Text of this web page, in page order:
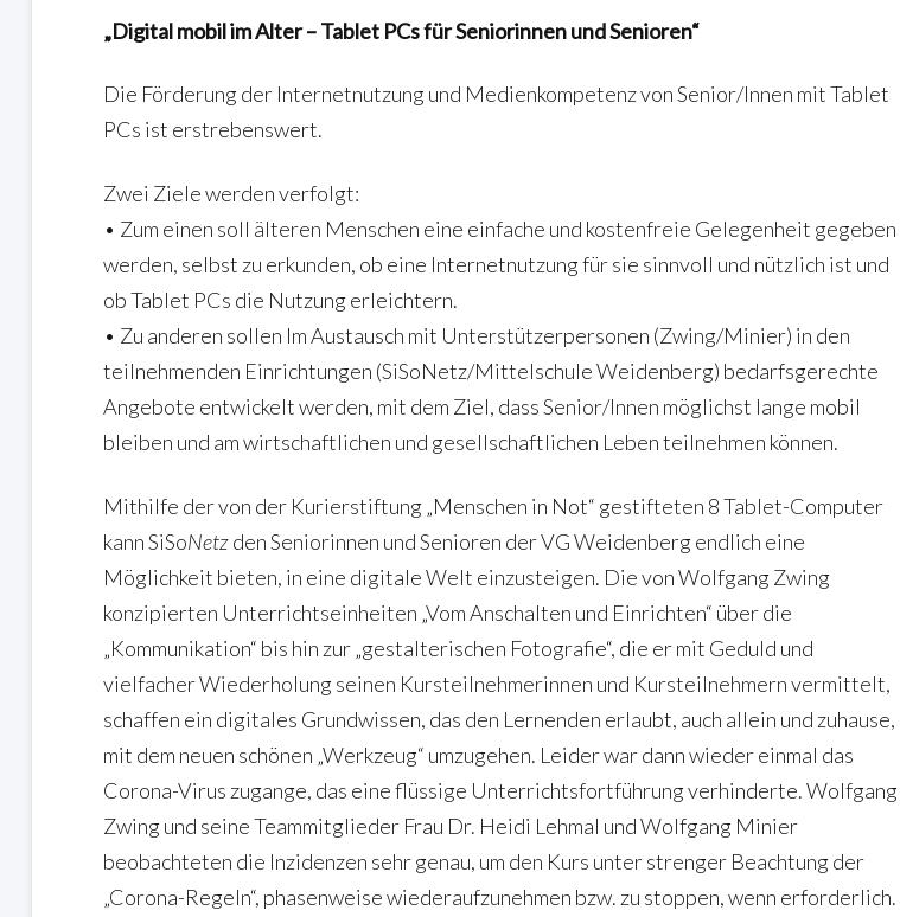
„Digital mobil im Alter – Tablet PCs für Seniorinnen und Senioren“
Die Förderung der Internetnutzung und Medienkompetenz von Senior/Innen mit Tablet
PCs ist erstrebenswert.
Zwei Ziele werden verfolgt:
• Zum einen soll älteren Menschen eine einfache und kostenfreie Gelegenheit gegeben
werden, selbst zu erkunden, ob eine Internetnutzung für sie sinnvoll und nützlich ist und
ob Tablet PCs die Nutzung erleichtern.
• Zu anderen sollen Im Austausch mit Unterstützerpersonen (Zwing/Minier) in den
teilnehmenden Einrichtungen (SiSoNetz/Mittelschule Weidenberg) bedarfsgerechte
Angebote entwickelt werden, mit dem Ziel, dass Senior/Innen möglichst lange mobil
bleiben und am wirtschaftlichen und gesellschaftlichen Leben teilnehmen können.
Mithilfe der von der Kurierstiftung „Menschen in Not“ gestifteten 8 Tablet-Computer
kann SiSoNetzden Seniorinnen und Senioren der VG Weidenberg endlich eine
Möglichkeit bieten, in eine digitale Welt einzusteigen. Die von Wolfgang Zwing
konzipierten Unterrichtseinheiten „Vom Anschalten und Einrichten“ über die
„Kommunikation“ bis hin zur „gestalterischen Fotografie“, die er mit Geduld und
vielfacher Wiederholung seinen Kursteilnehmerinnen und Kursteilnehmern vermittelt,
schaffen ein digitales Grundwissen, das den Lernenden erlaubt, auch allein und zuhause,
mit dem neuen schönen „Werkzeug“ umzugehen. Leider war dann wieder einmal das
Corona-Virus zugange, das eine flüssige Unterrichtsfortführung verhinderte. Wolfgang
Zwing und seine Teammitglieder Frau Dr. Heidi Lehmal und Wolfgang Minier
beobachteten die Inzidenzen sehr genau, um den Kurs unter strenger Beachtung der
„Corona-Regeln“, phasenweise wiederaufzunehmen bzw. zu stoppen, wenn erforderlich.